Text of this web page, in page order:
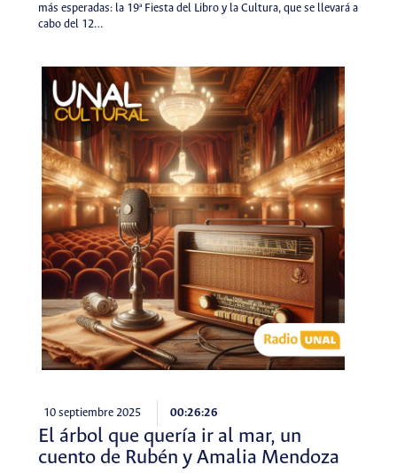
más esperadas: la 19ª Fiesta del Libro y la Cultura, que se llevará a
cabo del 12…
10 septiembre 2025 00:26:26
El árbol que quería ir al mar, un
cuento de Rubén y Amalia Mendoza